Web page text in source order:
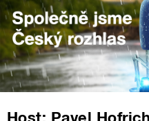
Host: Pavel